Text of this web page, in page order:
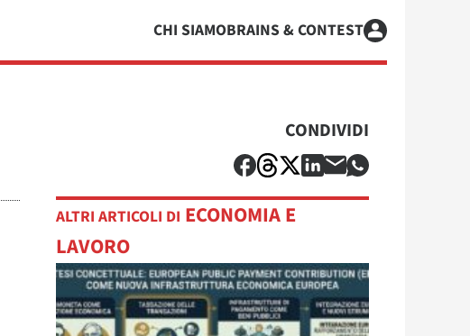
CHI SIAMOBRAINS & CONTEST
CONDIVIDI
ALTRI ARTICOLI DI ECONOMIA E
LAVORO